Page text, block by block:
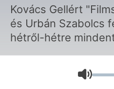
Kovács Gellért
és Urbán Szabolcs
hétről-hétre
ne kelljen.
csütörtökön 14h-tól